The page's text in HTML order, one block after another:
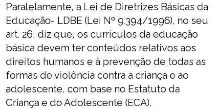
Paralelamente, a Lei de Diretrizes Básicas da
Educação- LDBE (Lei Nº 9.394/1996), no seu
art. 26, diz que, os currículos da educação
básica devem ter conteúdos relativos aos
direitos humanos e à prevenção de todas as
formas de violência contra a criança e ao
adolescente, com base no Estatuto da
Criança e do Adolescente (ECA).